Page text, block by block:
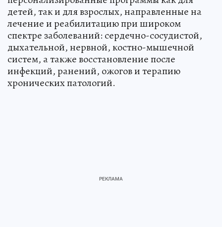
детей, так и для взрослых, направленные на
лечение и реабилитацию при широком
спектре заболеваний: сердечно-сосудистой,
дыхательной, нервной, костно-мышечной
систем, а также восстановление после
инфекций, ранений, ожогов и терапию
хронических патологий.